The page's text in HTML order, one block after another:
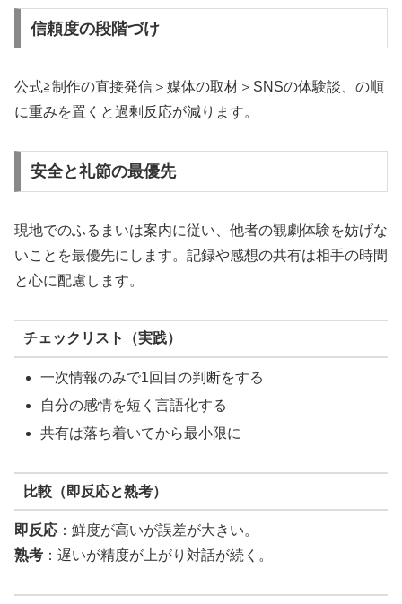
信頼度の段階づけ
公式≧制作の直接発信＞媒体の取材＞SNSの体験談、の順
に重みを置くと過剰反応が減ります。
安全と礼節の最優先
現地でのふるまいは案内に従い、他者の観劇体験を妨げな
いことを最優先にします。記録や感想の共有は相手の時間
と心に配慮します。
チェックリスト（実践）
一次情報のみで1回目の判断をする
自分の感情を短く言語化する
共有は落ち着いてから最小限に
比較（即反応と熟考）
即反応 ：鮮度が高いが誤差が大きい。
熟考 ：遅いが精度が上がり対話が続く。